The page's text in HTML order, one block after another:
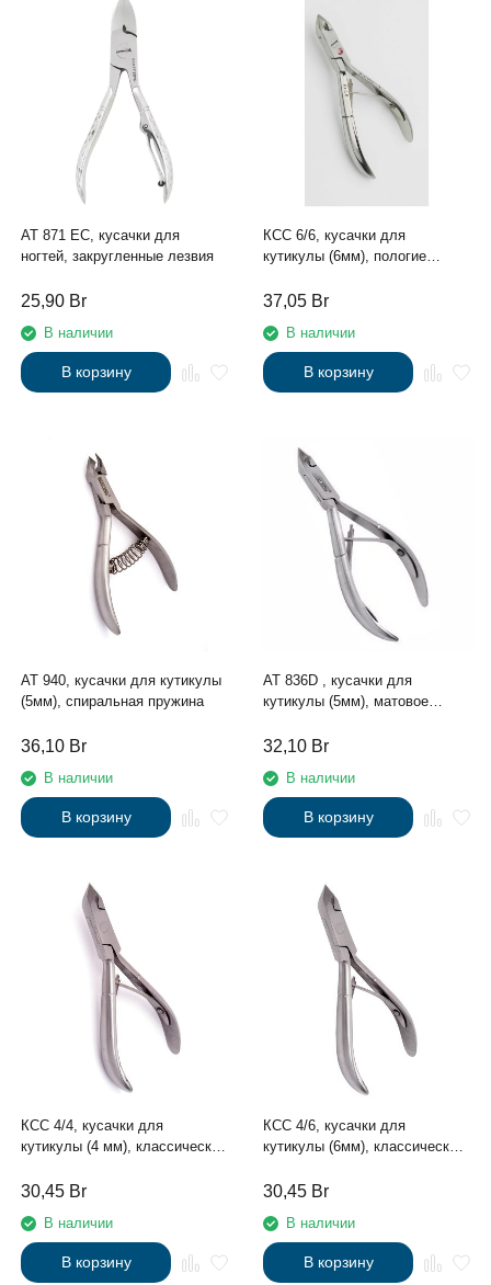
АТ 871 EC, кусачки для
ногтей, закругленные лезвия
25,90 Br
В наличии
В корзину
КСС 6/6, кусачки для
кутикулы (6мм), пологие
37,05 Br
В наличии
В корзину
АТ 940, кусачки для кутикулы
(5мм), спиральная пружина
36,10 Br
В наличии
В корзину
АТ 836D , кусачки для
кутикулы (5мм), матовое
32,10 Br
В наличии
В корзину
КСС 4/4, кусачки для
кутикулы (4 мм), классическая
30,45 Br
В наличии
В корзину
КСС 4/6, кусачки для
кутикулы (6мм), классическая
30,45 Br
В наличии
В корзину